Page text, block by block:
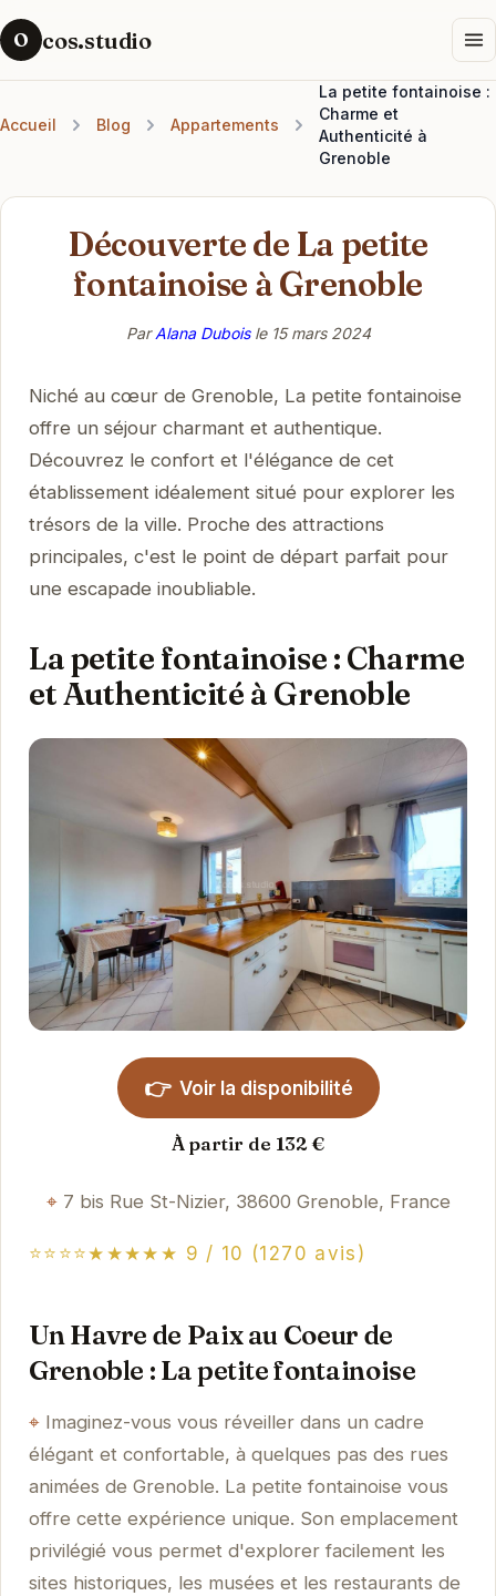
O cos.studio
Accueil Blog Appartements
La petite fontainoise :
Charme et
Authenticité à
Grenoble
Découverte de La petite
fontainoise à Grenoble
ParAlana Duboisle 15 mars 2024
Niché au cœur de Grenoble, La petite fontainoise
offre un séjour charmant et authentique.
Découvrez le confort et l'élégance de cet
établissement idéalement situé pour explorer les
trésors de la ville. Proche des attractions
principales, c'est le point de départ parfait pour
une escapade inoubliable.
La petite fontainoise : Charme
et Authenticité à Grenoble
👉 Voir la disponibilité
À partir de 132 €
7 bis Rue St-Nizier, 38600 Grenoble, France
⭐⭐⭐⭐★★★★★ 9 / 10 (1270 avis)
Un Havre de Paix au Coeur de
Grenoble : La petite fontainoise
Imaginez-vous vous réveiller dans un cadre
élégant et confortable, à quelques pas des rues
animées de Grenoble. La petite fontainoise vous
offre cette expérience unique. Son emplacement
privilégié vous permet d'explorer facilement les
sites historiques, les musées et les restaurants de